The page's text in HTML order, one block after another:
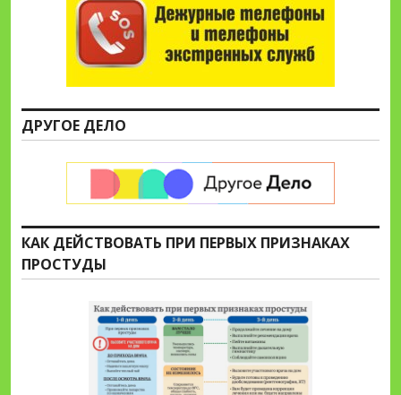
ДРУГОЕ ДЕЛО
КАК ДЕЙСТВОВАТЬ ПРИ ПЕРВЫХ ПРИЗНАКАХ
ПРОСТУДЫ